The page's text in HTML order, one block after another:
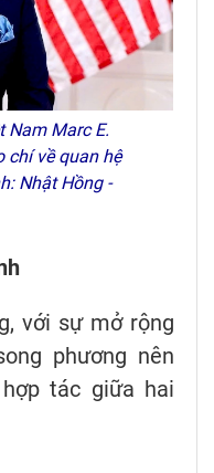
Nam Marc E.
chí về quan hệ
Nhật Hồng -
với sự mở rộng
phương nên
tác giữa hai